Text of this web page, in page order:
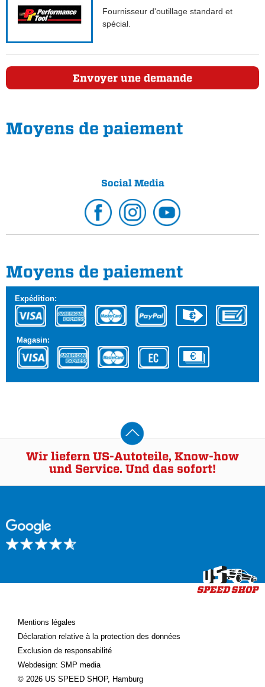
Fournisseur d'outillage standard et
spécial.
Envoyer une demande
Moyens de paiement
Social Media
Moyens de paiement
Expédition:
Magasin:
Wir liefern US-Autoteile, Know-how
und Service. Und das sofort!
Mentions légales
Déclaration relative à la protection des données
Exclusion de responsabilité
Webdesign: SMP media
© 2026 US SPEED SHOP, Hamburg